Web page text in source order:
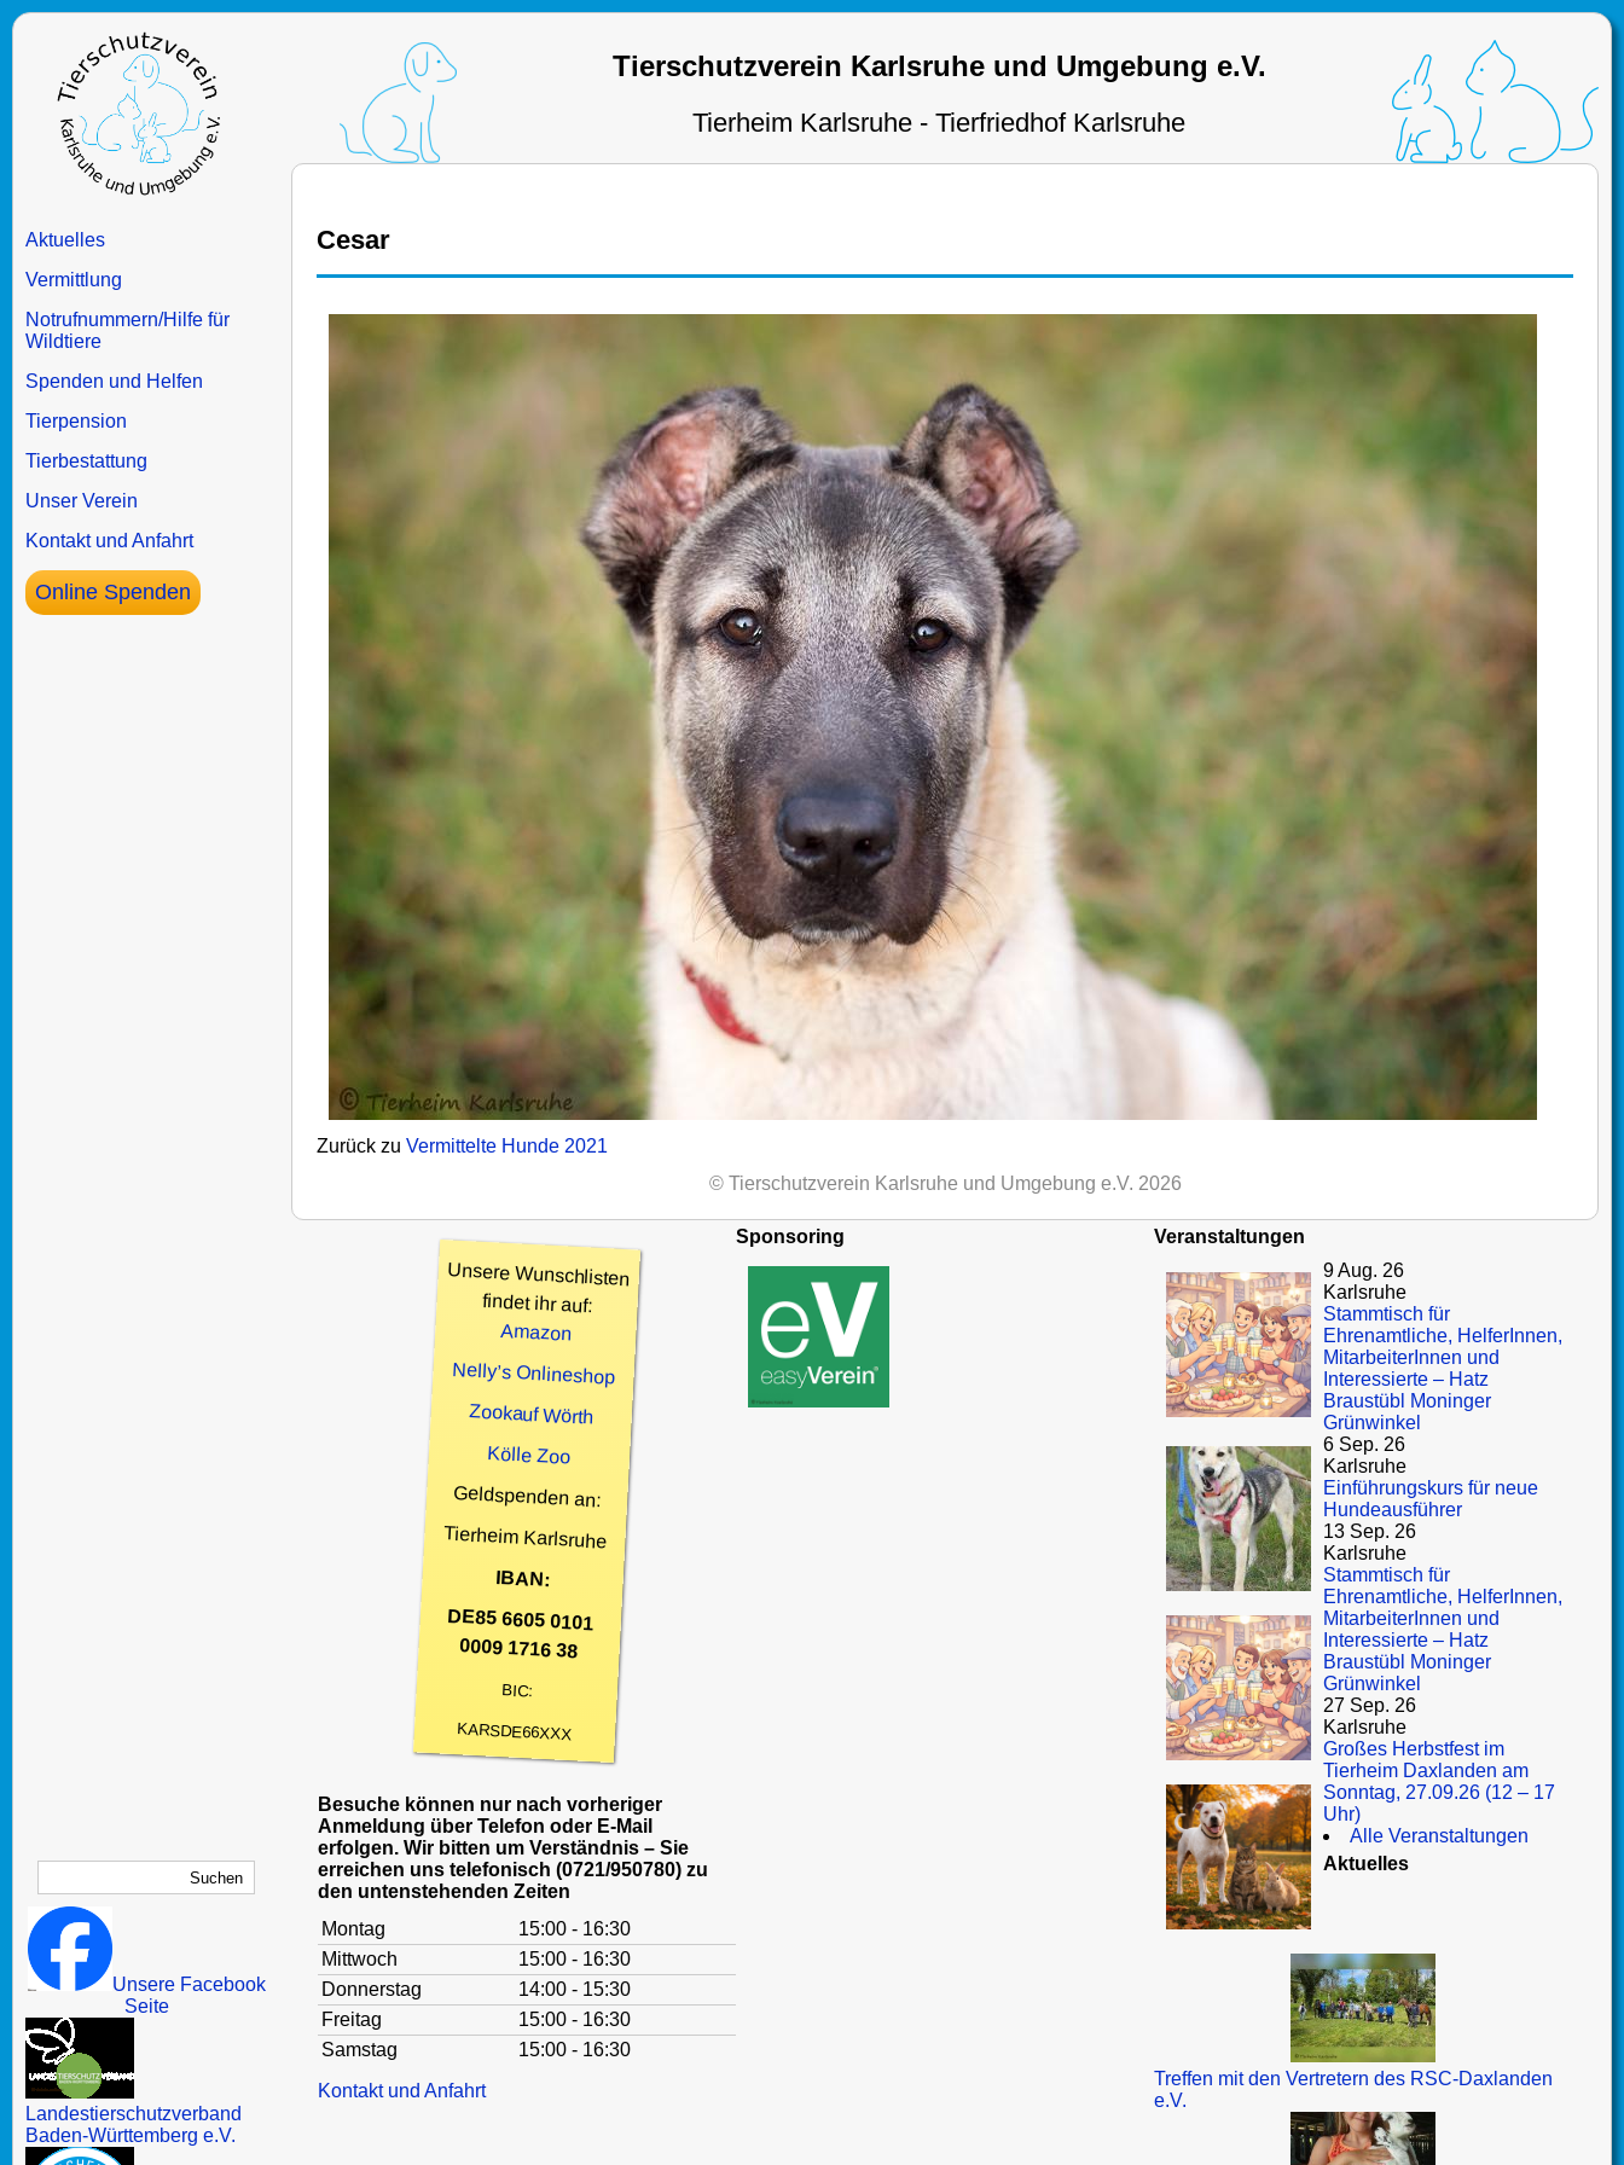
Tierschutzverein Karlsruhe und Umgebung e.V.
Tierheim Karlsruhe - Tierfriedhof Karlsruhe
Aktuelles
Vermittlung
Notrufnummern/Hilfe für
Wildtiere
Spenden und Helfen
Tierpension
Tierbestattung
Unser Verein
Kontakt und Anfahrt
Online Spenden
Unsere Facebook
Seite
Landestierschutzverband
Baden-Württemberg e.V.
Cesar
Zurück zu Vermittelte Hunde 2021
© Tierschutzverein Karlsruhe und Umgebung e.V. 2026
Unsere Wunschlisten
findet ihr auf:
Amazon
Nelly’s Onlineshop
Zookauf Wörth
Kölle Zoo
Geldspenden an:
Tierheim Karlsruhe
IBAN:
DE85 6605 0101
0009 1716 38
BIC:
KARSDE66XXX
Besuche können nur nach vorheriger
Anmeldung über Telefon oder E-Mail
erfolgen. Wir bitten um Verständnis – Sie
erreichen uns telefonisch (0721/950780) zu
den untenstehenden Zeiten
Montag
15:00 - 16:30
Mittwoch
15:00 - 16:30
Donnerstag
14:00 - 15:30
Freitag
15:00 - 16:30
Samstag
15:00 - 16:30
Kontakt und Anfahrt
Sponsoring
Veranstaltungen
9 Aug. 26
Karlsruhe
Stammtisch für
Ehrenamtliche, HelferInnen,
MitarbeiterInnen und
Interessierte – Hatz
Braustübl Moninger
Grünwinkel
6 Sep. 26
Karlsruhe
Einführungskurs für neue
Hundeausführer
13 Sep. 26
Karlsruhe
Stammtisch für
Ehrenamtliche, HelferInnen,
MitarbeiterInnen und
Interessierte – Hatz
Braustübl Moninger
Grünwinkel
27 Sep. 26
Karlsruhe
Großes Herbstfest im
Tierheim Daxlanden am
Sonntag, 27.09.26 (12 – 17
Uhr)
Alle Veranstaltungen
Aktuelles
Treffen mit den Vertretern des RSC-Daxlanden
e.V.